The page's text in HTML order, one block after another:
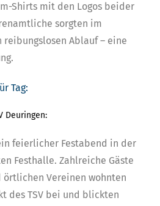
Shirts mit den Logos beider
sorgten im
Ablauf – eine
Tag:
Deuringen:
feierlicher Festabend in der
Festhalle. Zahlreiche Gäste
Vereinen wohnten
des TSV bei und blickten